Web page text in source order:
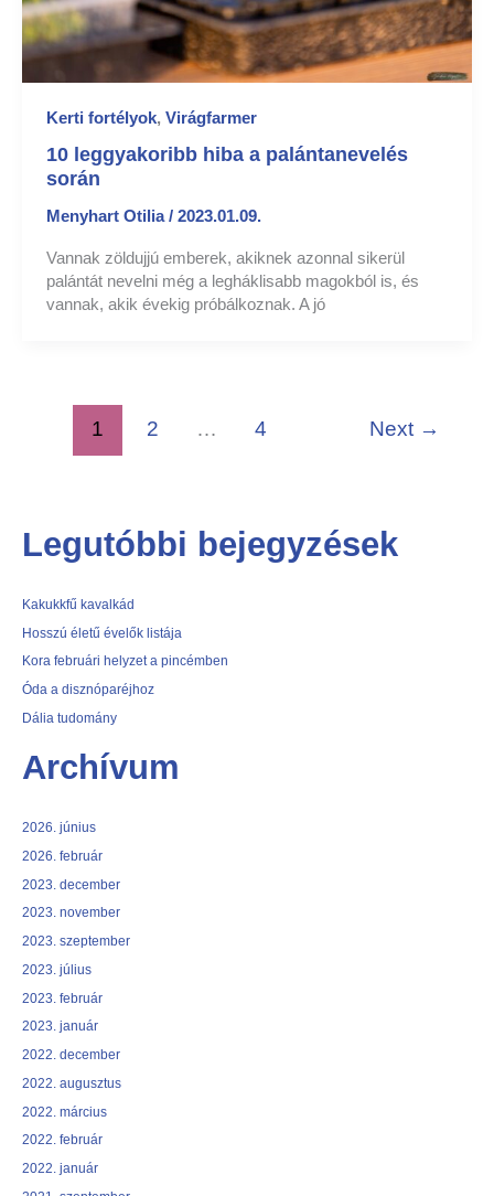
Kerti fortélyok, Virágfarmer
10 leggyakoribb hiba a palántanevelés
során
Menyhart Otilia/ 2023.01.09.
Vannak zöldujjú emberek, akiknek azonnal sikerül
palántát nevelni még a legháklisabb magokból is, és
vannak, akik évekig próbálkoznak. A jó
1 2 … 4 Next →
Legutóbbi bejegyzések
Kakukkfű kavalkád
Hosszú életű évelők listája
Kora februári helyzet a pincémben
Óda a disznóparéjhoz
Dália tudomány
Archívum
2026. június
2026. február
2023. december
2023. november
2023. szeptember
2023. július
2023. február
2023. január
2022. december
2022. augusztus
2022. március
2022. február
2022. január